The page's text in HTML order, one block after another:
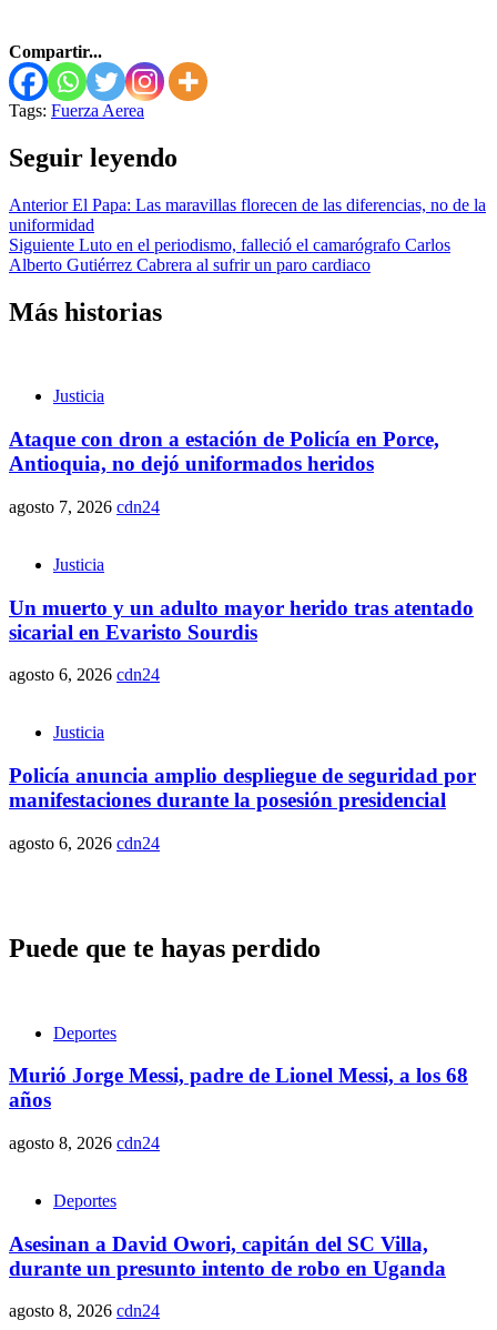
Compartir...
Tags: Fuerza Aerea
Seguir leyendo
AnteriorEl Papa: Las maravillas florecen de las diferencias, no de la
uniformidad
Siguiente Luto en el periodismo, falleció el camarógrafo Carlos
Alberto Gutiérrez Cabrera al sufrir un paro cardiaco
Más historias
Justicia
Ataque con dron a estación de Policía en Porce,
Antioquia, no dejó uniformados heridos
agosto 7, 2026 cdn24
Justicia
Un muerto y un adulto mayor herido tras atentado
sicarial en Evaristo Sourdis
agosto 6, 2026 cdn24
Justicia
Policía anuncia amplio despliegue de seguridad por
manifestaciones durante la posesión presidencial
agosto 6, 2026 cdn24
Puede que te hayas perdido
Deportes
Murió Jorge Messi, padre de Lionel Messi, a los 68
años
agosto 8, 2026 cdn24
Deportes
Asesinan a David Owori, capitán del SC Villa,
durante un presunto intento de robo en Uganda
agosto 8, 2026 cdn24